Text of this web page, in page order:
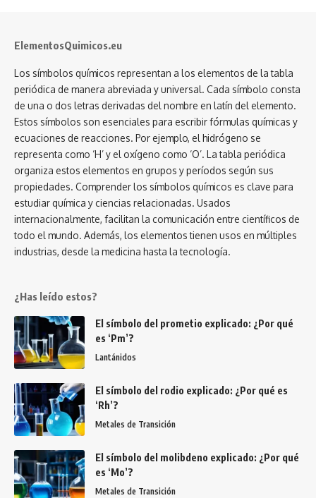
ElementosQuimicos.eu
Los símbolos químicos representan a los elementos de la tabla
periódica de manera abreviada y universal. Cada símbolo consta
de una o dos letras derivadas del nombre en latín del elemento.
Estos símbolos son esenciales para escribir fórmulas químicas y
ecuaciones de reacciones. Por ejemplo, el hidrógeno se
representa como ‘H’ y el oxígeno como ‘O’. La tabla periódica
organiza estos elementos en grupos y períodos según sus
propiedades. Comprender los símbolos químicos es clave para
estudiar química y ciencias relacionadas. Usados
internacionalmente, facilitan la comunicación entre científicos de
todo el mundo. Además, los elementos tienen usos en múltiples
industrias, desde la medicina hasta la tecnología.
¿Has leído estos?
El símbolo del prometio explicado: ¿Por qué
es ‘Pm’?
Lantánidos
El símbolo del rodio explicado: ¿Por qué es
‘Rh’?
Metales de Transición
El símbolo del molibdeno explicado: ¿Por qué
es ‘Mo’?
Metales de Transición